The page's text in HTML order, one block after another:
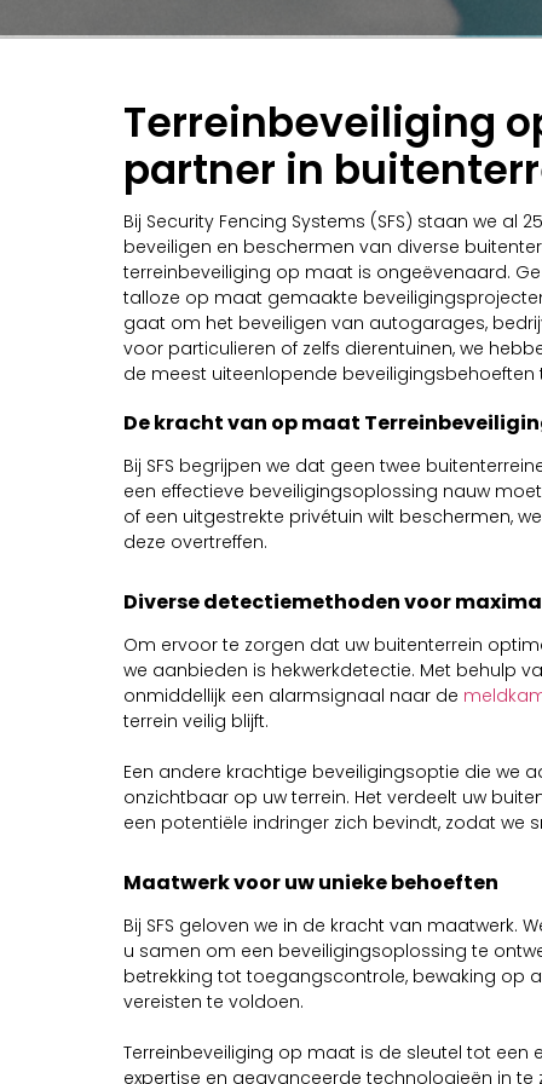
Terreinbeveiliging
partner in
Bij Security Fencing Systems (SFS) staan we
beveiligen en beschermen van diverse
terreinbeveiliging op maat is ongeëvenaard.
talloze op maat gemaakte
gaat om het beveiligen van autogarages,
voor particulieren of zelfs dierentuinen, we
de meest uiteenlopende beveiligingsbehoeften
De kracht van op maat
Bij SFS begrijpen we dat geen twee
een effectieve beveiligingsoplossing nauw
of een uitgestrekte privétuin wilt beschermen,
deze overtreffen.
Diverse detectiemethoden voor
Om ervoor te zorgen dat uw buitenterrein
we aanbieden is hekwerkdetectie. Met behulp
onmiddellijk een alarmsignaal naar de
terrein veilig blijft.
Een andere krachtige beveiligingsoptie die we
onzichtbaar op uw terrein. Het verdeelt uw
een potentiële indringer zich bevindt, zodat we
Maatwerk voor uw unieke behoeften
Bij SFS geloven we in de kracht van maatwerk.
u samen om een beveiligingsoplossing te
betrekking tot toegangscontrole, bewaking op
vereisten te voldoen.
Terreinbeveiliging op maat is de sleutel tot een
expertise en geavanceerde technologieën in